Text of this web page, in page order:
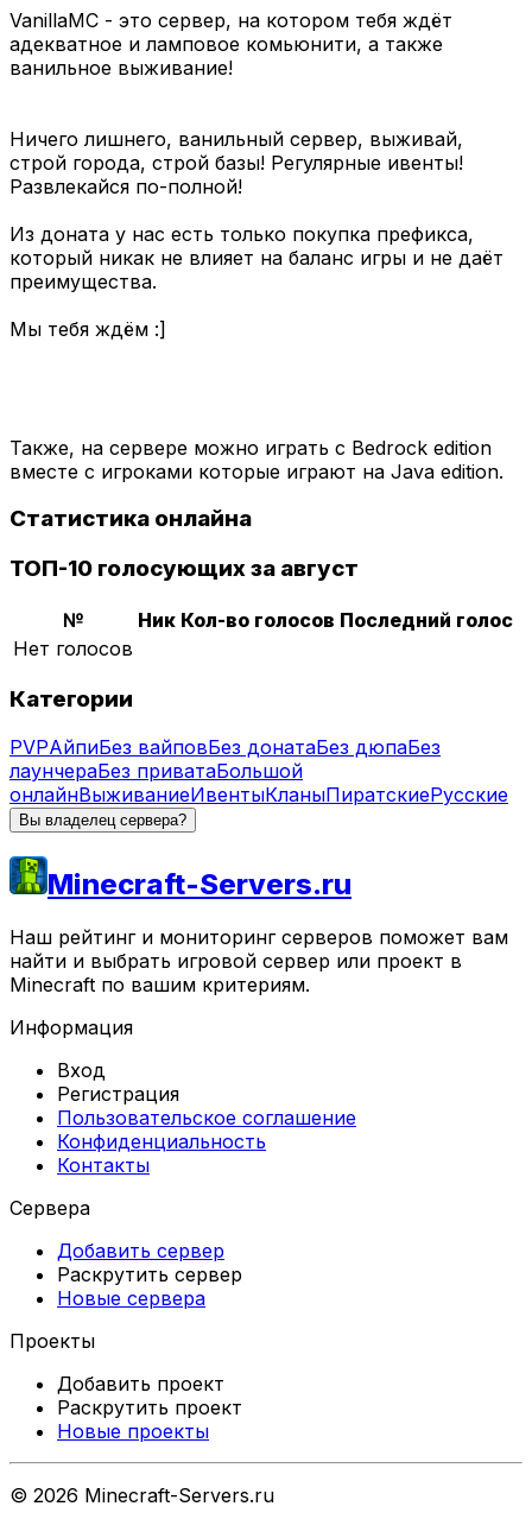
VanillaMC - это сервер, на котором тебя ждёт
адекватное и ламповое комьюнити, а также
ванильное выживание!
Ничего лишнего, ванильный сервер, выживай,
строй города, строй базы! Регулярные ивенты!
Развлекайся по-полной!
Из доната у нас есть только покупка префикса,
который никак не влияет на баланс игры и не даёт
преимущества.
Мы тебя ждём :]
Также, на сервере можно играть с Bedrock edition
вместе с игроками которые играют на Java edition.
Статистика онлайна
ТОП-10 голосующих за август
№ Ник Кол-во голосов Последний голос
Нет голосов
Категории
PVPАйпиБез вайповБез донатаБез дюпаБез
лаунчераБез приватаБольшой
онлайнВыживаниеИвентыКланыПиратскиеРусские
Вы владелец сервера?
Minecraft-Servers.ru
Наш рейтинг и мониторинг серверов поможет вам
найти и выбрать игровой сервер или проект в
Minecraft по вашим критериям.
Информация
Вход
Регистрация
Пользовательское соглашение
Конфиденциальность
Контакты
Сервера
Добавить сервер
Раскрутить сервер
Новые сервера
Проекты
Добавить проект
Раскрутить проект
Новые проекты
© 2026 Minecraft-Servers.ru